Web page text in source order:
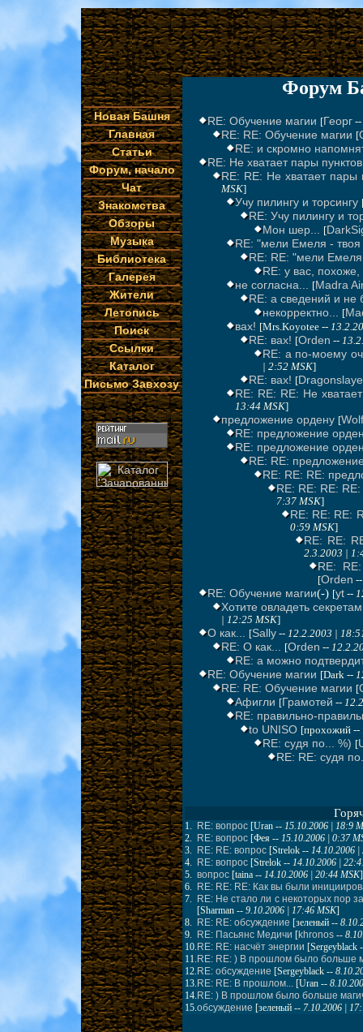
Новая Башня
Главная
Статьи
Форум, начало
Чат
Знакомства
Обзоры
Музыка
Библиотека
Галерея
Жители
Летопись
Поиск
Ссылки
Каталог
Письмо Завхозу
Форум
RE: Обучение магии [Георг --
RE: RE: Обучение магии [
RE: и скромно
RE: Не хватает пары
RE: RE: Не хватает пары
MSK]
Учу пилингу и торсингу
RE: Учу пилингу и
Мон шер...
[
RE: "мели Емеля -
RE: RE: "мели
RE: у вас,
не согласна...
[Madra
RE: а сведений и не
некорректно...
[
вах! [Mrs.Koyotee --
RE: вах! [Orden --
RE: а по-моему
| 2:52 MSK]
RE: вах! [
RE: RE: RE: Не
13:44 MSK]
предложение ордену [
RE: предложение
RE: предложение
RE: RE:
RE: RE: RE:
RE: RE: RE:
7:37 MSK]
RE: RE: RE:
0:59 MSK]
RE: RE:
2.3.2003 |
RE:
[Orden
RE: Обучение магии(-) [yt --
Хотите овладеть
| 12:25 MSK]
О как... [Sally -- 12.2.2003 |
RE: О как... [Orden --
RE: а можно
RE: Обучение магии [Dark --
RE: RE: Обучение магии [
Афигли [Грамотей --
RE: правильно-
to UNISO [прохожий --
RE: судя по... %) [
RE: RE: судя
1. RE: вопрос [Uran -- 15.10.2006 | 18:9
2.
RE: вопрос [Фея -- 15.10.2006 | 0:37
3.
RE: RE: вопрос [Strelok -- 14.10.2006 |
4.
RE: вопрос [Strelok -- 14.10.2006 |
5. вопрос [taina -- 14.10.2006 | 20:44 MSK]
6.
RE: RE: RE: Как вы были
7.
RE: Не стало ли с некоторых пор
[Sharman -- 9.10.2006 | 17:46 MSK]
8.
RE: RE: обсуждение [зеленый --
9.
RE: Пасьянс Медичи [khronos --
10. RE: RE: насчёт энергии [Sergeyblack
11. RE: RE: ) В прошлом было больше
12. RE: обсуждение [Sergeyblack --
13. RE: RE: В прошлом... [Uran --
14. RE: ) В прошлом было больше
15.обсуждение [зеленый -- 7.10.2006 |